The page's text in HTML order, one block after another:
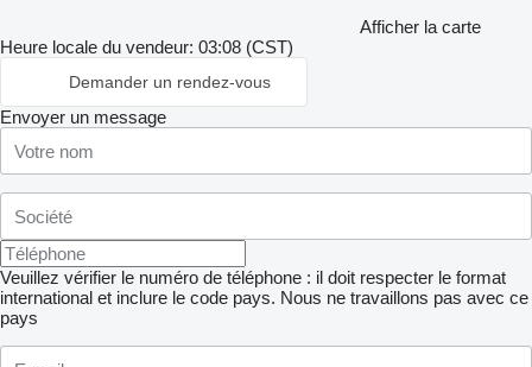
Afficher la carte
Heure locale du vendeur: 03:08 (CST)
Demander un rendez-vous
Envoyer un message
Veuillez vérifier le numéro de téléphone : il doit respecter le format
international et inclure le code pays. Nous ne travaillons pas avec ce
pays